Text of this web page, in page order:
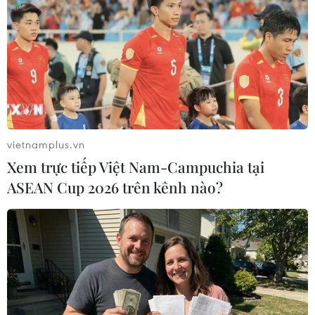
11/04/2022 12:22
Kể từ cuối tháng 11/2021 đến nay, Pháp đã buộc phải
tiêu hủy hơn 13 triệu con gia cầm nhằm ngăn chặn chuỗi
lây lan của dịch bệnh, vốn được cho là do các loài chim
hoang dã di cư mang tới.
vietnamplus.vn
Xem trực tiếp Việt Nam-Campuchia tại
ASEAN Cup 2026 trên kênh nào?